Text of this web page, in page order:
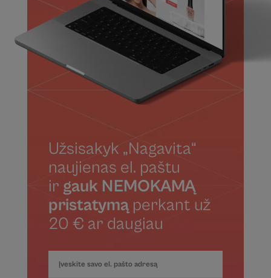
Užsisakyk „Nagavita“
naujienas el. paštu
ir gauk NEMOKAMĄ
pristatymąperkant už
20 € ar daugiau